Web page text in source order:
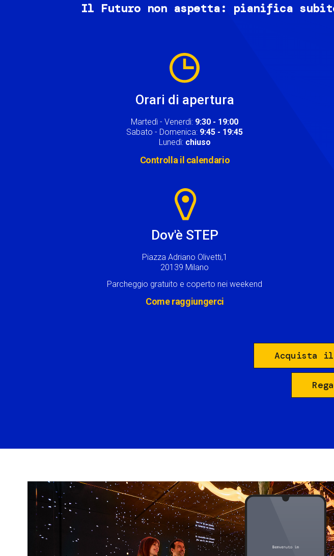
Il Futuro non aspetta: pianifica
Orari di apertura
Martedì - Venerdì: 9:30 - 19:00
Sabato - Domenica: 9:45 - 19:45
Lunedì: chiuso
Controlla il calendario
Dov'è STEP
Piazza Adriano Olivetti,1
20139 Milano
Parcheggio gratuito e coperto nei weekend
Come raggiungerci
Acquista